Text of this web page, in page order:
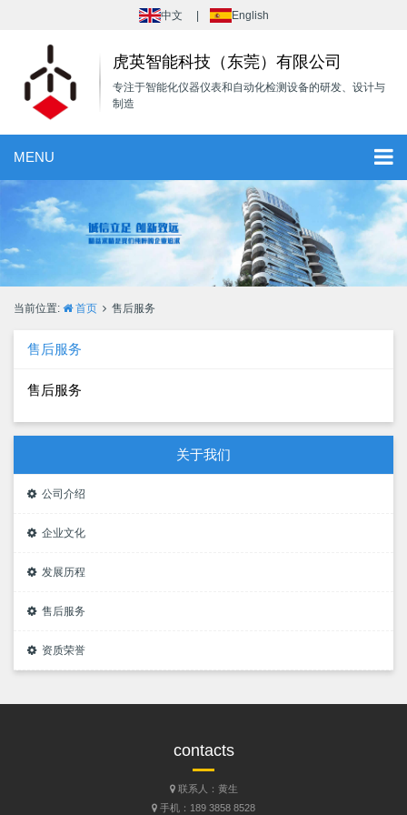
中文 English
虎英智能科技（东莞）有限公司
专注于智能化仪器仪表和自动化检测设备的研发、设计与
制造
MENU
当前位置: 首页 售后服务
关于我们
公司介绍
企业文化
发展历程
售后服务
资质荣誉
售后服务
售后服务
contacts
联系人：黄生
手机：189 3858 8528